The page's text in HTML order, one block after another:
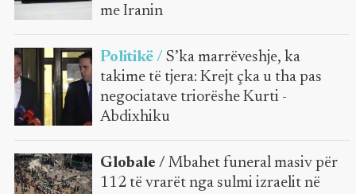
me Iranin
Politikë / S’ka marrëveshje, ka
takime të tjera: Krejt çka u tha pas
negociatave triorëshe Kurti -
Abdixhiku
Globale / Mbahet funeral masiv për
112 të vrarët nga sulmi izraelit në